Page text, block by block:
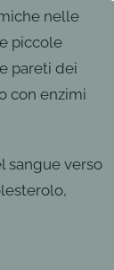
nelle
piccole
pareti dei
con enzimi
sangue verso